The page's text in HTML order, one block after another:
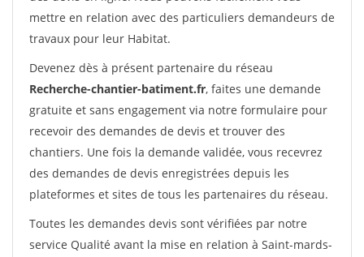
mettre en relation avec des particuliers demandeurs de
travaux pour leur Habitat.
Devenez dès à présent partenaire du réseau
Recherche-chantier-batiment.fr, faites une demande
gratuite et sans engagement via notre formulaire pour
recevoir des demandes de devis et trouver des
chantiers. Une fois la demande validée, vous recevrez
des demandes de devis enregistrées depuis les
plateformes et sites de tous les partenaires du réseau.
Toutes les demandes devis sont vérifiées par notre
service Qualité avant la mise en relation à Saint-mards-